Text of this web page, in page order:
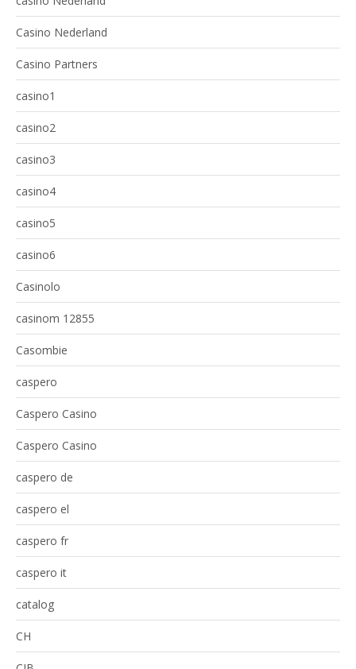
Casino Nederland
Casino Partners
casino1
casino2
casino3
casino4
casino5
casino6
Casinolo
casinom 12855
Casombie
caspero
Caspero Casino
Caspero Casino
caspero de
caspero el
caspero fr
caspero it
catalog
CH